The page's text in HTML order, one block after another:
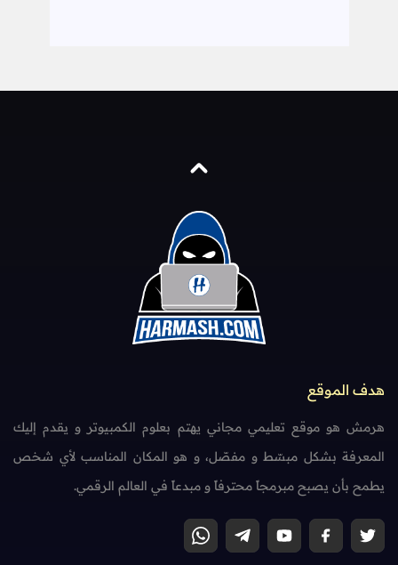
هدف الموقع
هرمش هو موقع تعليمي مجاني يهتم بعلوم الكمبيوتر و يقدم إليك
المعرفة بشكل مبسّط و مفصّل، و هو المكان المناسب لأي شخص
يطمح بأن يصبح مبرمجاً محترفاً و مبدعاً في العالم الرقمي.